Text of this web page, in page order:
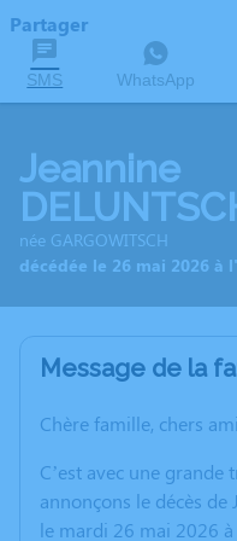
Partager
SMS WhatsApp
Jeannine
née GARGOWITSCH
décédée le 26 mai 2026 à
Message de la
Chère famille, chers
C’est avec une grande
annonçons le décès de
le mardi 26 mai 2026